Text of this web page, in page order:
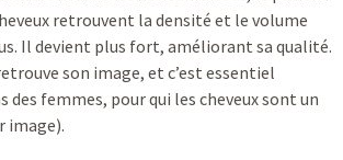
retrouvent la densité et le volume
Il devient plus fort, améliorant sa qualité.
son image, et c’est essentiel
des femmes, pour qui les cheveux sont un
image).